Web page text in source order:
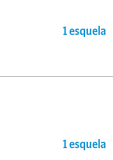
1 esquela
1 esquela